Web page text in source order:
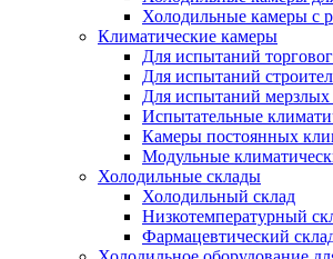
Холодильные камеры с
Климатические камеры
Для испытаний
Для испытаний
Для испытаний мерзлых
Испытательные
Камеры постоянных
Модульные
Холодильные склады
Холодильный склад
Низкотемпературный
Фармацевтический